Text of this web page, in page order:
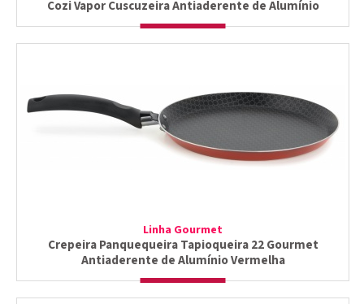
Cozi Vapor Cuscuzeira Antiaderente de Alumínio
Linha Gourmet
Crepeira Panquequeira Tapioqueira 22 Gourmet
Antiaderente de Alumínio Vermelha